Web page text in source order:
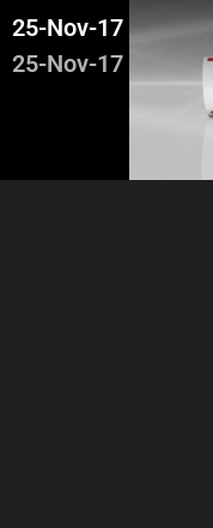
25-Nov-17
25-Nov-17